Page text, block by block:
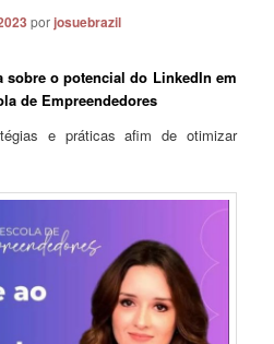
porjosuebrazil
sobre o potencial do LinkedIn em
de Empreendedores
e práticas afim de otimizar